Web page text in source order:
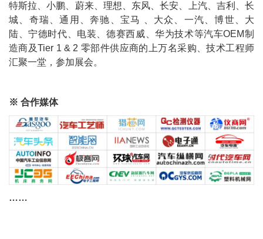
特斯拉、小鹏、蔚来、理想、东风、长安、上汽、吉利、长
城、奇瑞、通用、奔驰、宝马 、大众、一汽、博世、大
陆、宁德时代、电装、德赛西威、华为技术等汽车OEM制
造商及Tier 1 & 2 零部件供应商的上万名采购、技术工程师
汇聚一堂，参加展会。
※ 合作媒体
……